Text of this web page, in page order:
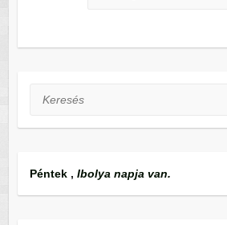
Keresés
Péntek , Ibolya napja van.